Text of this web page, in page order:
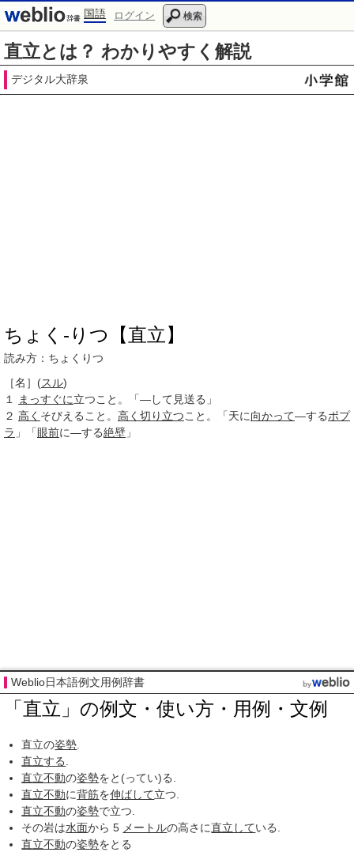
国語 ログイン 検索
直立とは？ わかりやすく解説
デジタル大辞泉
ちょく‐りつ【直立】
読み方：ちょくりつ
［名］ (スル)
１
まっすぐに立つこと。「―して見送る」
２ 高く そびえること。 高く 切り立つこと。「天に向かって―するポプ
ラ 」「眼前に―する絶壁 」
Weblio日本語例文用例辞書
「直立」の例文・使い方・用例・文例
直立の姿勢
直立する
直立不動の姿勢をと(ってい)る.
直立不動に背筋を伸ばして立つ.
直立不動の姿勢で立つ.
その岩は水面から 5 メートルの高さに直立している.
直立不動の姿勢をとる